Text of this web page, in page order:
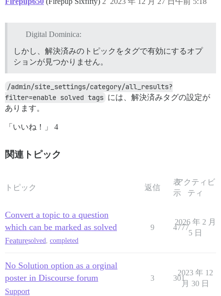
Digital Dominica:
しかし、解決済みのトピックをタグで有効にするオプ
ションが見つかりません。
/admin/site_settings/category/all_results?
filter=enable solved tags には、解決済みタグの設定が
あります。
「いいね！」 4
関連トピック
トピック 返信
表
示
アクティビ
ティ
Convert a topic to a question
which can be marked as solved
Featuresolved, completed
9 4777
2026 年 2 月
5 日
No Solution option as a orginal
poster in Discourse forum
Support
3 301
2023 年 12
月 30 日